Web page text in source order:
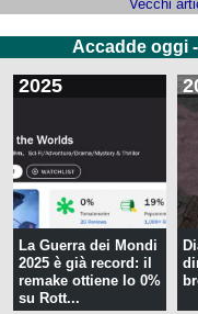
Vecchi
Accadde oggi
2025
La Guerra dei Mondi
2025 è già record: il
remake ottiene lo 0%
su Rott...